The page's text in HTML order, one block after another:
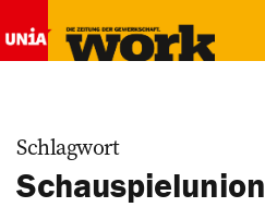
Schlagwort
Schauspielunion